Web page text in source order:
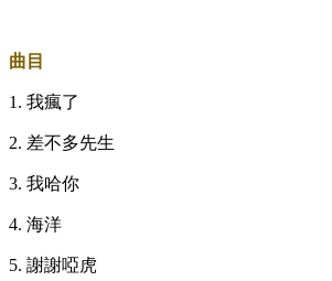
曲目
1. 我瘋了
2. 差不多先生
3. 我哈你
4. 海洋
5. 謝謝啞虎